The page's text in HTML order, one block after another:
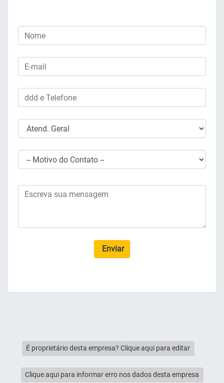
Enviar
É proprietário desta empresa? Clique aqui para editar
Clique aqui para informar erro nos dados desta empresa